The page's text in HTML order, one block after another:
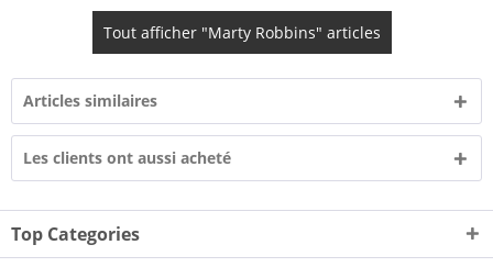
Tout afficher "Marty Robbins" articles
Articles similaires
Les clients ont aussi acheté
Top Categories